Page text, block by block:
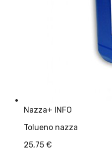
Nazza+ INFO
Tolueno nazza
25,75 €